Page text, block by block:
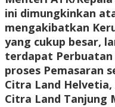
ini dimungkinkan
mengakibatkan
yang cukup besar,
terdapat Perbuatan
proses Pemasaran
Citra Land Helvetia,
Citra Land Tanjung